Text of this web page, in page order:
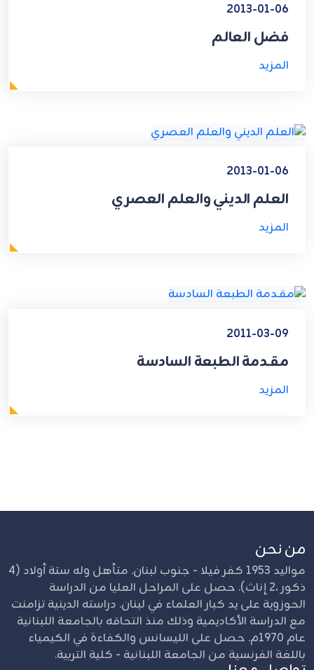
2013-01-06
فضل العالم
المزيد
2013-01-06
العلم الديني والعلم العصري
المزيد
2011-03-09
مقـدمة الطبعة السادسة
المزيد
من نحن
مواليد 1953 كفر فيلا - جنوب لبنان. متأهل وله ستة أولاد (4
ذكور ،2 إناث). حصل على المراحل العليا من الدراسة
الحوزوية على يد كبار العلماء في لبنان. دراسته الدينية تزامنت
مع الدراسة الأكاديمية وذلك منذ التحاقه بالجامعة اللبنانية
عام 1970م. حصل على الليسانس والكفاءة في الكيمياء
باللغة الفرنسية من الجامعة اللبنانية - كلية التربية.